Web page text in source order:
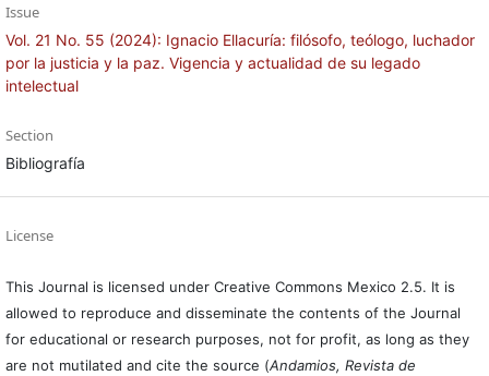
Issue
Vol. 21 No. 55 (2024): Ignacio Ellacuría: filósofo, teólogo, luchador
por la justicia y la paz. Vigencia y actualidad de su legado
intelectual
Section
Bibliografía
License
This Journal is licensed under Creative Commons Mexico 2.5. It is
allowed to reproduce and disseminate the contents of the Journal
for educational or research purposes, not for profit, as long as they
are not mutilated and cite the source (Andamios, Revista de